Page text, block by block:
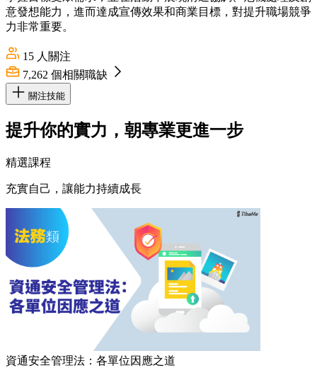
意發想能力，進而達成宣傳效果和商業目標，對提升職場競爭
力非常重要。
15 人關注
7,262 個相關職缺
關注技能
提升你的實力，朝專業更進一步
精選課程
充實自己，讓能力持續成長
資通安全管理法：各單位因應之道